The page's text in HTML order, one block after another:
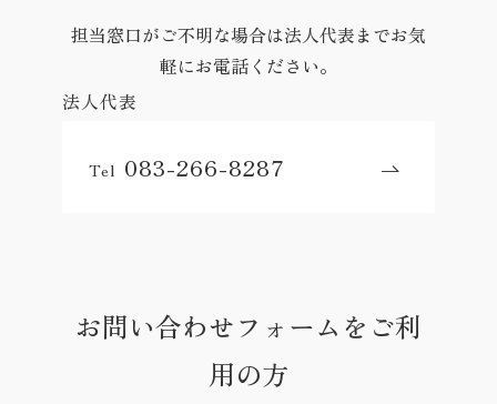
担当窓口がご不明な場合は法人代表までお気
軽にお電話ください。
法人代表
Tel 083-266-8287
お問い合わせフォームをご利
用の方